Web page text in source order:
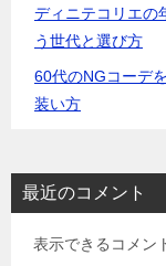
ディニテコリエの
う世代と選び方
60代のNGコーデ
装い方
最近のコメント
表示できるコメン